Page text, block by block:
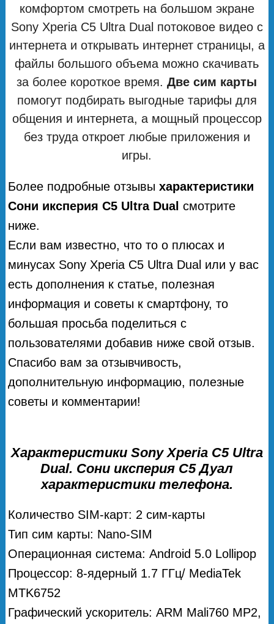
комфортом смотреть на большом экране
Sony Xperia C5 Ultra Dual потоковое видео с
интернета и открывать интернет страницы, а
файлы большого объема можно скачивать
за более короткое время.Две сим карты
помогут подбирать выгодные тарифы для
общения и интернета, а мощный процессор
без труда откроет любые приложения и
игры.
Более подробные отзывыхарактеристики
Сони иксперия С5 Ultra Dual смотрите
ниже.
Если вам известно, что то о плюсах и
минусах Sony Xperia C5 Ultra Dual или у вас
есть дополнения к статье, полезная
информация и советы к смартфону, то
большая просьба поделиться с
пользователями добавив ниже свой отзыв.
Спасибо вам за отзывчивость,
дополнительную информацию, полезные
советы и комментарии!
Характеристики Sony Xperia C5 Ultra
Dual. Сони иксперия С5 Дуал
характеристики телефона.
Количество SIM-карт: 2 сим-карты
Тип сим карты: Nano-SIM
Операционная система: Android 5.0 Lollipop
Процессор: 8-ядерный 1.7 ГГц/ MediaTek
MTK6752
Графический ускоритель: ARM Mali760 MP2,